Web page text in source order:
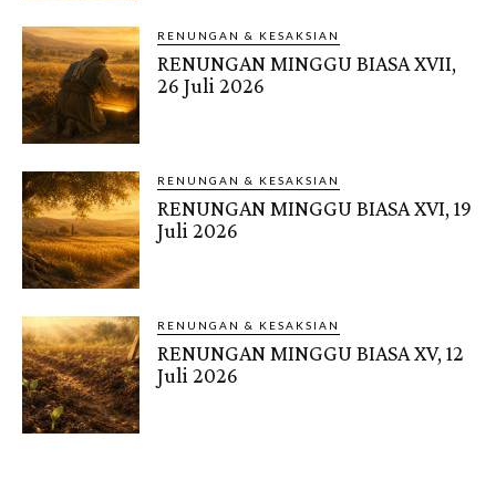
RENUNGAN & KESAKSIAN
RENUNGAN MINGGU BIASA XVII,
26 Juli 2026
RENUNGAN & KESAKSIAN
RENUNGAN MINGGU BIASA XVI, 19
Juli 2026
RENUNGAN & KESAKSIAN
RENUNGAN MINGGU BIASA XV, 12
Juli 2026